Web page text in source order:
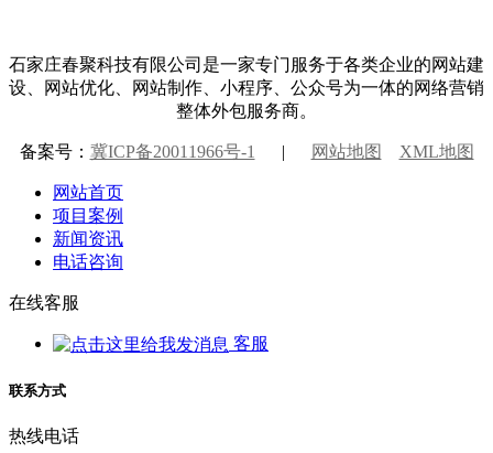
石家庄春聚科技有限公司是一家专门服务于各类企业的网站建
设、网站优化、网站制作、小程序、公众号为一体的网络营销
整体外包服务商。
备案号： 冀ICP备20011966号-1 | 网站地图 XML地图
网站首页
项目案例
新闻资讯
电话咨询
在线客服
客服
联系方式
热线电话